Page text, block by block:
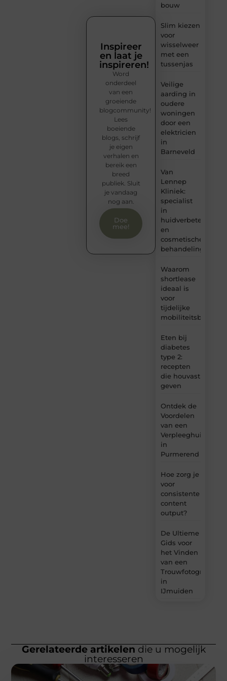
bouw
Slim kiezen
voor
wisselweer
met een
tussenjas
Veilige
aarding in
oudere
woningen
door een
elektricien
in
Barneveld
Van
Lennep
Kliniek:
specialist
in
huidverbetering
en
cosmetische
behandelingen
Waarom
shortlease
ideaal is
voor
tijdelijke
Eten bij
diabetes
type 2:
recepten
die houvast
geven
Ontdek de
Voordelen
van een
Verpleeghuis
in
Purmerend
Hoe zorg je
voor
consistente
content
output?
De Ultieme
Gids voor
het Vinden
van een
Trouwfotograaf
in
IJmuiden
Inspireer
en laat je
inspireren!
Word
onderdeel
van een
groeiende
blogcommunity!
Lees
boeiende
blogs, schrijf
je eigen
verhalen en
bereik een
breed
publiek. Sluit
je vandaag
nog aan.
Doe
mee!
Gerelateerde artikelen die u mogelijk
interesseren